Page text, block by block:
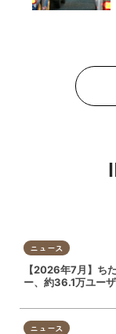
ニュース
【2026年7月】ち
ー、約36.1万ユー
ニュース